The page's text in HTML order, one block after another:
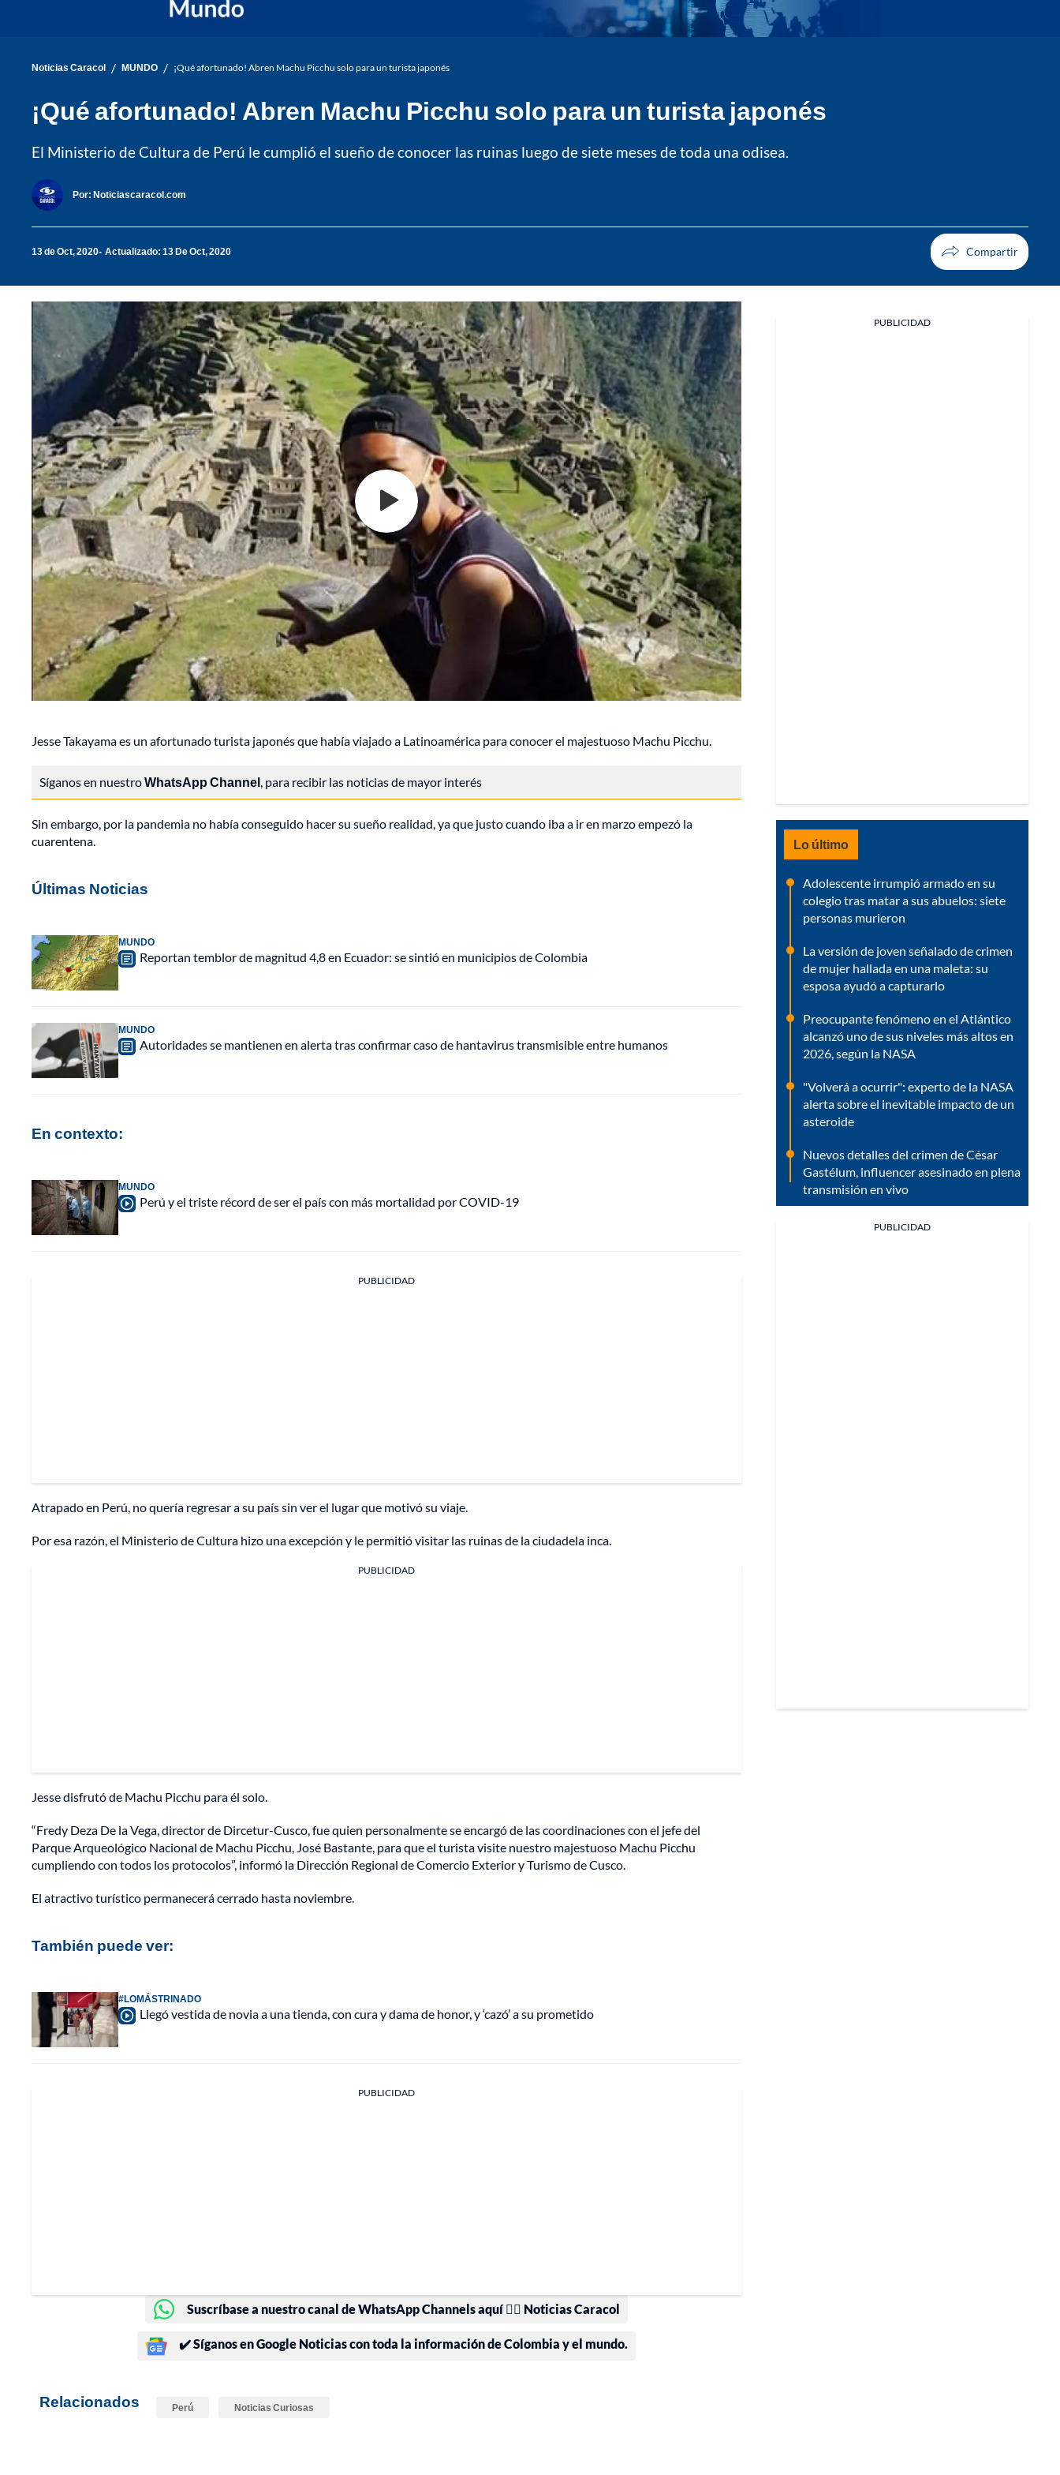
Noticias Caracol / MUNDO / ¡Qué afortunado! Abren Machu Picchu solo para un turista japonés
¡Qué afortunado! Abren Machu Picchu solo para un turista japonés
El Ministerio de Cultura de Perú le cumplió el sueño de conocer las ruinas luego de siete meses de toda una odisea.
Por: Noticiascaracol.com
13 de Oct, 2020 Actualizado: 13 De Oct, 2020
Jesse Takayama es un afortunado turista japonés que había viajado a Latinoamérica para conocer el majestuoso Machu Picchu.
Síganos en nuestroWhatsApp Channel, para recibir las noticias de mayor interés
Sin embargo, por la pandemia no había conseguido hacer su sueño realidad, ya que justo cuando iba a ir en marzo empezó la
cuarentena.
Últimas Noticias
MUNDO
Reportan temblor de magnitud 4,8 en Ecuador: se sintió en municipios de Colombia
MUNDO
Autoridades se mantienen en alerta tras confirmar caso de hantavirus transmisible entre humanos
En contexto:
MUNDO
Perú y el triste récord de ser el país con más mortalidad por COVID-19
PUBLICIDAD
Atrapado en Perú, no quería regresar a su país sin ver el lugar que motivó su viaje.
Por esa razón, el Ministerio de Cultura hizo una excepción y le permitió visitar las ruinas de la ciudadela inca.
PUBLICIDAD
Jesse disfrutó de Machu Picchu para él solo.
“Fredy Deza De la Vega, director de Dircetur-Cusco, fue quien personalmente se encargó de las coordinaciones con el jefe del
Parque Arqueológico Nacional de Machu Picchu, José Bastante, para que el turista visite nuestro majestuoso Machu Picchu
cumpliendo con todos los protocolos”, informó la Dirección Regional de Comercio Exterior y Turismo de Cusco.
El atractivo turístico permanecerá cerrado hasta noviembre.
También puede ver:
#LOMÁSTRINADO
Llegó vestida de novia a una tienda, con cura y dama de honor, y ‘cazó’ a su prometido
PUBLICIDAD
Suscríbase a nuestro canal de WhatsApp Channels aquí 👉🏻 Noticias Caracol
✔️ Síganos en Google Noticias con toda la información de Colombia y el mundo.
Relacionados Perú Noticias Curiosas
PUBLICIDAD
Lo último
Adolescente irrumpió armado en su
colegio tras matar a sus abuelos: siete
personas murieron
La versión de joven señalado de crimen
de mujer hallada en una maleta: su
esposa ayudó a capturarlo
Preocupante fenómeno en el Atlántico
alcanzó uno de sus niveles más altos en
2026, según la NASA
"Volverá a ocurrir": experto de la NASA
alerta sobre el inevitable impacto de un
asteroide
Nuevos detalles del crimen de César
Gastélum, influencer asesinado en plena
transmisión en vivo
PUBLICIDAD